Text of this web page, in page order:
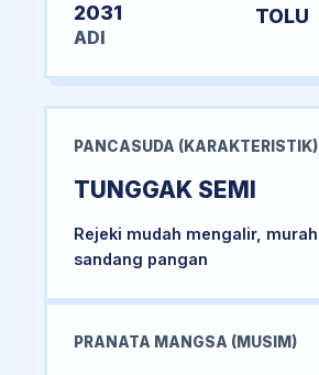
2031
ADI
TOLU
PANCASUDA (KARAKTERISTIK)
TUNGGAK SEMI
Rejeki mudah mengalir, murah
sandang pangan
PRANATA MANGSA (MUSIM)